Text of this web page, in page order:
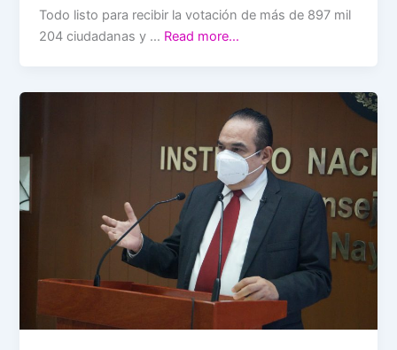
Todo listo para recibir la votación de más de 897 mil
204 ciudadanas y … Read more…